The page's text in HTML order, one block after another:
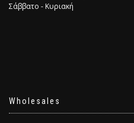
Σάββατο - Κυριακή
Wholesales